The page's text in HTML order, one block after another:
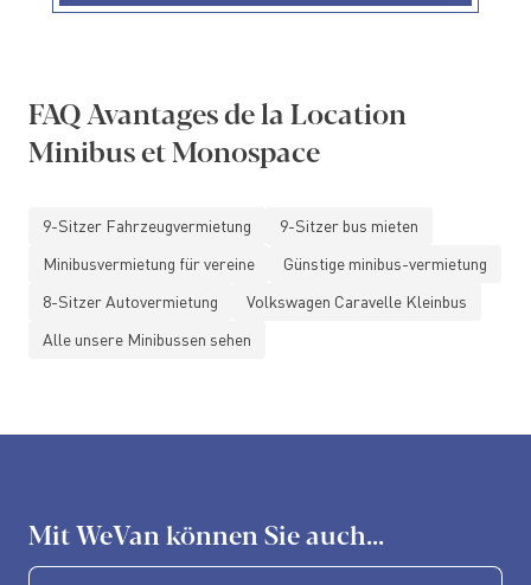
FAQAvantages de la Location
Minibus et Monospace
9-Sitzer Fahrzeugvermietung
9-Sitzer bus mieten
Minibusvermietung für vereine
Günstige minibus-vermietung
8-Sitzer Autovermietung
Volkswagen Caravelle Kleinbus
Alle unsere Minibussen sehen
Mit WeVan können Sie auch...